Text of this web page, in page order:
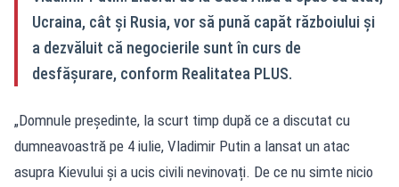
Ucraina, cât și Rusia, vor să pună capăt războiului și
a dezvăluit că negocierile sunt în curs de
desfășurare, conform Realitatea PLUS.
„Domnule președinte, la scurt timp după ce a discutat cu
dumneavoastră pe 4 iulie, Vladimir Putin a lansat un atac
asupra Kievului și a ucis civili nevinovați. De ce nu simte nicio